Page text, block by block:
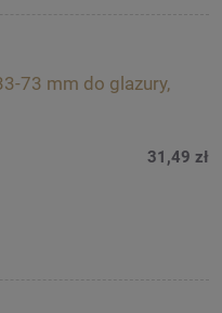
73 mm do glazury,
31,49 zł